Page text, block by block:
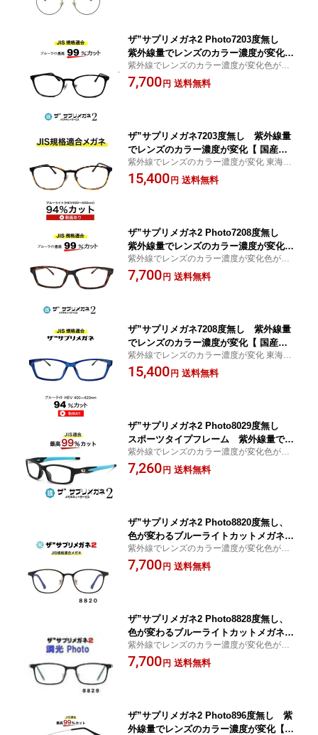
ザ”サプリメガネ2 Photo7203度無し
紫外線量でレンズのカラー濃度が変化
【中国製・OEMレンズ】【JIS規格適合
メガネ】アイケアブルーライトカットブ
紫外線でレンズのカラー濃度が変化色が変
わるサングラス ブルーライト最高99％カッ
ト レンズ、紫外線を99%カットする超軽量
7,700円 送料無料
ザ”サプリメガネ7203度無し 紫外線量
でレンズのカラー濃度が変化【 国産高
性能、東海光学ルティーナレンズ】【JI
S規格適合メガネ】アイケアTR90 ブル
紫外線でレンズのカラー濃度が変化 東海光
学ルティーナレンズをTBS テレビ マツコの
知らない世界 が紹介UVカット ザ”サプリメ
15,400円 送料無料
ザ”サプリメガネ2 Photo7208度無し
紫外線量でレンズのカラー濃度が変化
【中国製・OEMレンズ】【JIS規格適合
メガネ】アイケアTR90 ブルーライトカ
紫外線でレンズのカラー濃度が変化色が変
わるサングラス ブルーライト最高99％カッ
ト レンズ、紫外線を99%カットする超軽量
7,700円 送料無料
ザ”サプリメガネ7208度無し 紫外線量
でレンズのカラー濃度が変化【 国産高
性能、東海光学ルティーナレンズ】【JI
S規格適合メガネ】アイケアTR90 ブル
紫外線でレンズのカラー濃度が変化 東海光
学ルティーナレンズをTBS テレビ マツコの
知らない世界 が紹介UVカット ザ”サプリメ
15,400円 送料無料
ザ”サプリメガネ2 Photo8029度無し
スポーツタイプフレーム 紫外線量でレ
ンズのカラー濃度が変化【中国製・OE
Mレンズ】【JIS規格適合メガネ】アイ
紫外線でレンズのカラー濃度が変化色が変
わるサングラス ブルーライト最高99％カッ
ト レンズ、紫外線を99%カットする超軽量
7,260円 送料無料
ザ”サプリメガネ2 Photo8820度無し、
色が変わるブルーライトカットメガネ
レンズのカラー濃度が変化【中国製・O
EMレンズ】【JIS規格適合メガネ】アイ
紫外線でレンズのカラー濃度が変化色が変
わるサングラスブルーライト最高99％カッ
ト レンズ,紫外線を99%カットする超軽量パ
7,700円 送料無料
ザ”サプリメガネ2 Photo8828度無し、
色が変わるブルーライトカットメガネ
レンズのカラー濃度が変化【中国製・O
EMレンズ】【JIS規格適合メガネ】アイ
紫外線でレンズのカラー濃度が変化色が変
わるサングラス ブルーライト最高99％カッ
ト レンズ、紫外線を99%カットする超軽量
7,700円 送料無料
ザ”サプリメガネ2 Photo896度無し 紫
外線量でレンズのカラー濃度が変化【中